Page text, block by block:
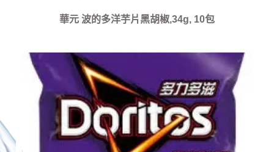
華元 波的多洋芋片黑胡椒,34g, 10包